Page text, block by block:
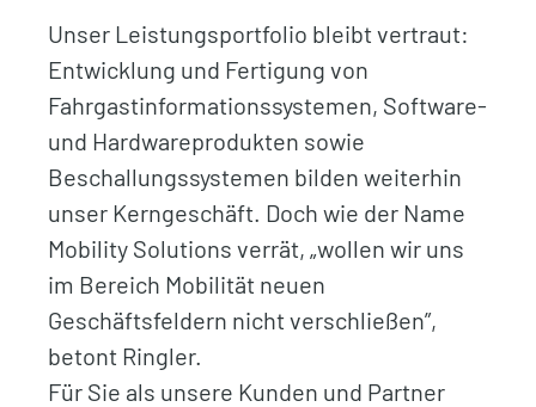
Unser Leistungsportfolio bleibt vertraut:
Entwicklung und Fertigung von
Fahrgastinformationssystemen, Software-
und Hardwareprodukten sowie
Beschallungssystemen bilden weiterhin
unser Kerngeschäft. Doch wie der Name
Mobility Solutions verrät, „wollen wir uns
im Bereich Mobilität neuen
Geschäftsfeldern nicht verschließen”,
betont Ringler.
Für Sie als unsere Kunden und Partner